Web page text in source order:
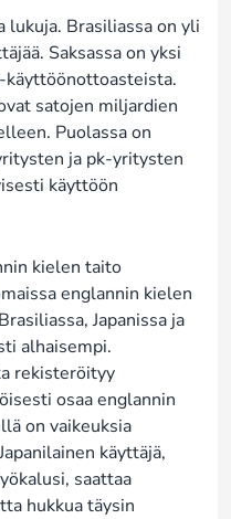
lukuja. Brasiliassa on yli
Saksassa on yksi
käyttöönottoasteista.
satojen miljardien
Puolassa on
ja pk-yritysten
käyttöön
kielen taito
englannin kielen
Japanissa ja
alhaisempi.
rekisteröityy
osaa englannin
on vaikeuksia
käyttäjä,
saattaa
hukkua täysin